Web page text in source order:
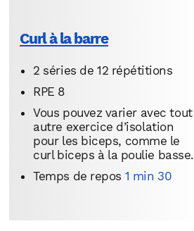
Curl à la barre
2 séries de 12 répétitions
RPE 8
Vous pouvez varier avec tout
autre exercice d’isolation
pour les biceps, comme le
curl biceps à la poulie basse.
Temps de repos 1 min 30